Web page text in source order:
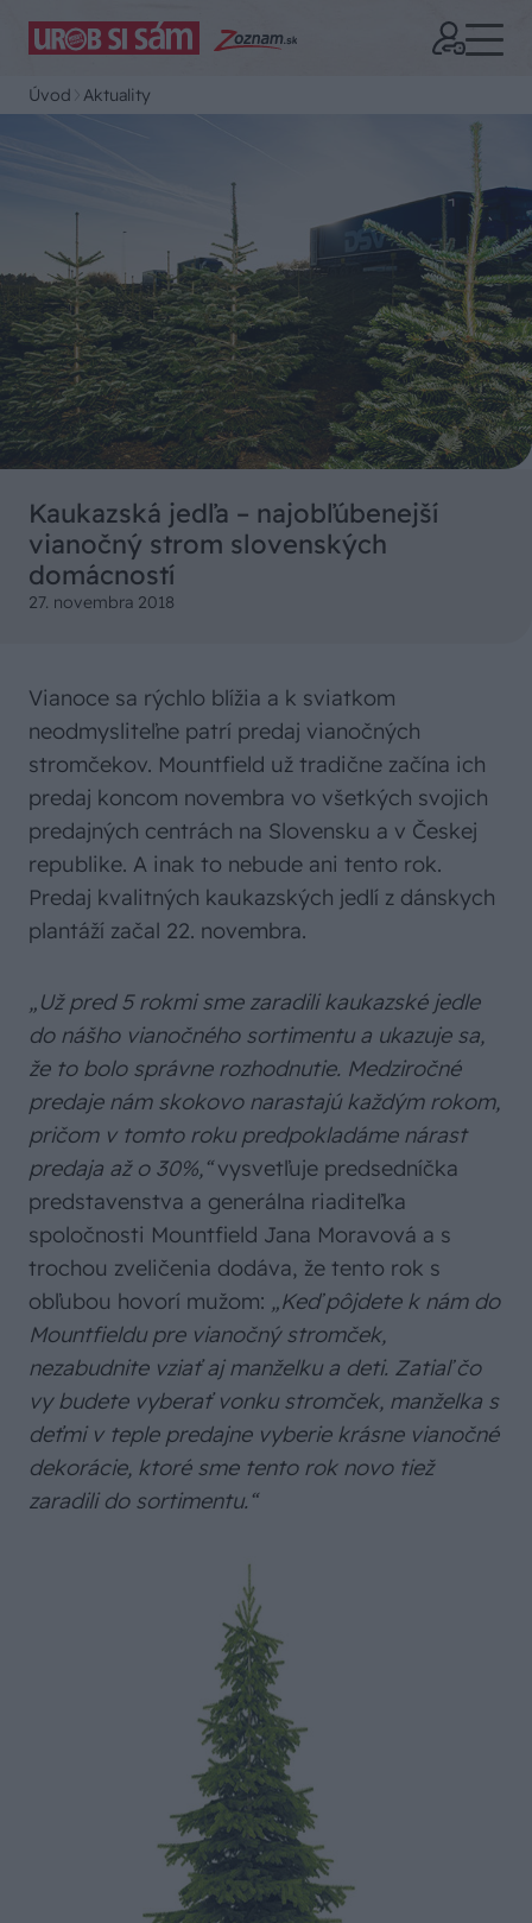
Úvod Aktuality
Kaukazská jedľa – najobľúbenejší
vianočný strom slovenských
domácností
27. novembra 2018
Vianoce sa rýchlo blížia a k sviatkom
neodmysliteľne patrí predaj vianočných
stromčekov. Mountfield už tradične začína ich
predaj koncom novembra vo všetkých svojich
predajných centrách na Slovensku a v Českej
republike. A inak to nebude ani tento rok.
Predaj kvalitných kaukazských jedlí z dánskych
plantáží začal 22. novembra.
„Už pred 5 rokmi sme zaradili kaukazské jedle
do nášho vianočného sortimentu a ukazuje sa,
že to bolo správne rozhodnutie. Medziročné
predaje nám skokovo narastajú každým rokom,
pričom v tomto roku predpokladáme nárast
predaja až o 30%,“vysvetľuje predsedníčka
predstavenstva a generálna riaditeľka
spoločnosti Mountfield Jana Moravová a s
trochou zveličenia dodáva, že tento rok s
obľubou hovorí mužom: „Keď pôjdete k nám do
Mountfieldu pre vianočný stromček,
nezabudnite vziať aj manželku a deti. Zatiaľ čo
vy budete vyberať vonku stromček, manželka s
deťmi v teple predajne vyberie krásne vianočné
dekorácie, ktoré sme tento rok novo tiež
zaradili do sortimentu.“